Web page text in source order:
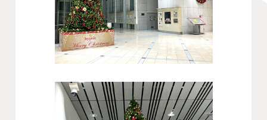
会社案内
ご挨拶
企業理念
会社概要